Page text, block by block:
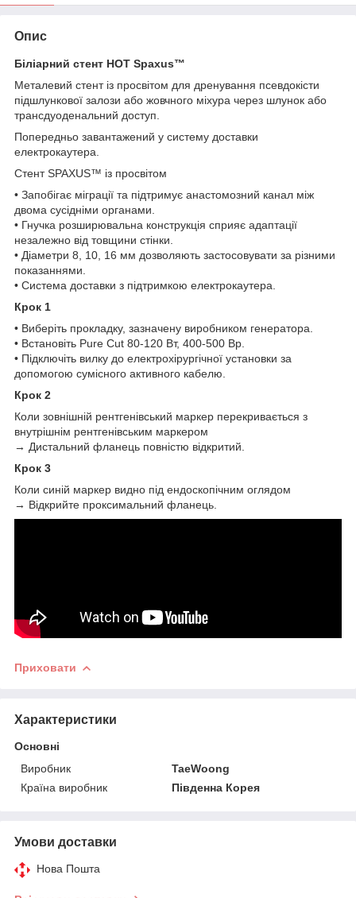
Опис
Біліарний стент HOT Spaxus™
Металевий стент із просвітом для дренування псевдокісти
підшлункової залози або жовчного міхура через шлунок або
трансдуоденальний доступ.
Попередньо завантажений у систему доставки
електрокаутера.
Стент SPAXUS™ із просвітом
• Запобігає міграції та підтримує анастомозний канал між
двома сусідніми органами.
• Гнучка розширювальна конструкція сприяє адаптації
незалежно від товщини стінки.
• Діаметри 8, 10, 16 мм дозволяють застосовувати за різними
показаннями.
• Система доставки з підтримкою електрокаутера.
Крок 1
• Виберіть прокладку, зазначену виробником генератора.
• Встановіть Pure Cut 80-120 Вт, 400-500 Вр.
• Підключіть вилку до електрохірургічної установки за
допомогою сумісного активного кабелю.
Крок 2
Коли зовнішній рентгенівський маркер перекривається з
внутрішнім рентгенівським маркером
→ Дистальний фланець повністю відкритий.
Крок 3
Коли синій маркер видно під ендоскопічним оглядом
→ Відкрийте проксимальний фланець.
Приховати
Характеристики
Основні
Виробник
TaeWoong
Країна виробник
Південна Корея
Умови доставки
Нова Пошта